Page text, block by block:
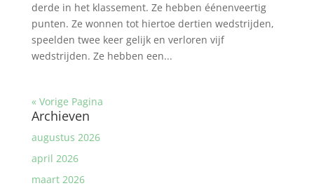
derde in het klassement. Ze hebben éénenveertig
punten. Ze wonnen tot hiertoe dertien wedstrijden,
speelden twee keer gelijk en verloren vijf
wedstrijden. Ze hebben een...
« Vorige Pagina
Archieven
augustus 2026
april 2026
maart 2026